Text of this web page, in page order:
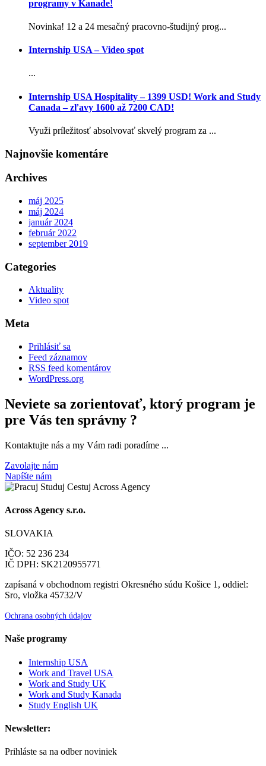
programy v Kanade!
Novinka! 12 a 24 mesačný pracovno-študijný prog...
Internship USA – Video spot
...
Internship USA Hospitality – 1399 USD! Work and Study
Canada – zľavy 1600 až 7200 CAD!
Využi príležitosť absolvovať skvelý program za ...
Najnovšie komentáre
Archives
máj 2025
máj 2024
január 2024
február 2022
september 2019
Categories
Aktuality
Video spot
Meta
Prihlásiť sa
Feed záznamov
RSS feed komentárov
WordPress.org
Neviete sa zorientovať, ktorý program je
pre Vás ten správny ?
Kontaktujte nás a my Vám radi poradíme ...
Zavolajte nám
Napíšte nám
Across Agency s.r.o.
SLOVAKIA
IČO: 52 236 234
IČ DPH: SK2120955771
zapísaná v obchodnom registri Okresného súdu Košice 1, oddiel:
Sro, vložka 45732/V
Ochrana osobných údajov
Naše programy
Internship USA
Work and Travel USA
Work and Study UK
Work and Study Kanada
Study English UK
Newsletter:
Prihláste sa na odber noviniek